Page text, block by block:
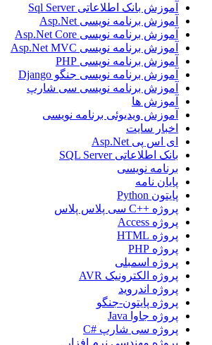
آموزش بانک اطلاعاتی Sql Server
آموزش برنامه نویسی Asp.Net
آموزش برنامه نویسی Asp.Net Core
آموزش برنامه نویسی Asp.Net MVC
آموزش برنامه نویسی PHP
آموزش برنامه نویسی جنگو Django
آموزش برنامه نویسی سی شارپ
آموزش ها
آموزش ویدیوئی برنامه نویسی
اخبار سایت
ای اس پی Asp.Net
بانک اطلاعاتی SQL Server
برنامه نویسی
پایان نامه
پایتون Python
پروژه ++C سی پلاس پلاس
پروژه Access
پروژه HTML
پروژه PHP
پروژه اسمبلی
پروژه الکترونیک AVR
پروژه اندروید
پروژه پایتون-جنگو
پروژه جاوا Java
پروژه سی شارپ #C
پروژه مهندسی نرم افزار